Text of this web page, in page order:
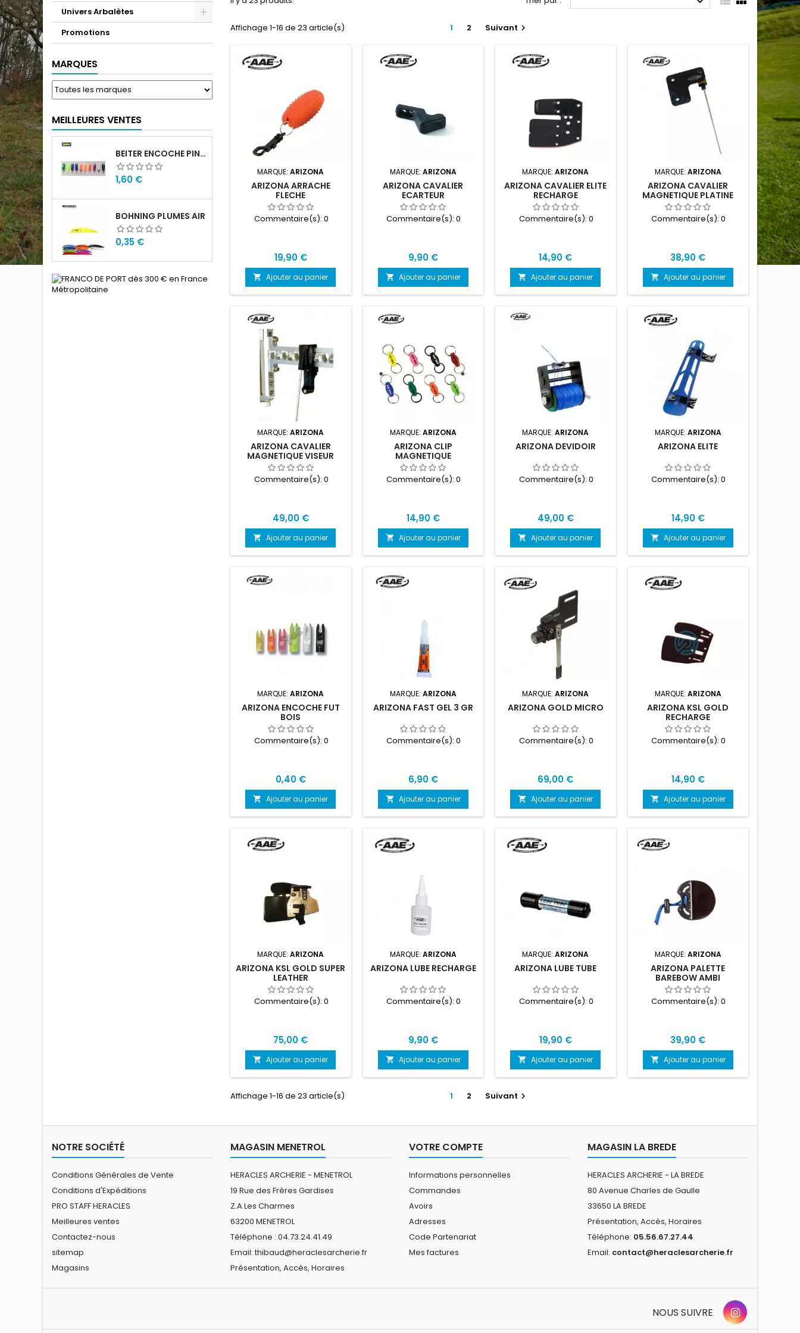
Univers Arbalètes
Promotions
MARQUES
MEILLEURES VENTES
BEITER ENCOCHE PIN SMALL
Prix
1,60 €
BOHNING PLUMES AIR
Prix
0,35 €
Affichage 1-16 de 23 article(s) 1 2 Suivant 
MARQUE:ARIZONA
ARIZONA ARRACHE
FLECHE
Commentaire(s): 0
Prix
19,90 €
 Ajouter au panier
MARQUE: ARIZONA
ARIZONA CAVALIER
ECARTEUR
Commentaire(s):0
Prix
9,90 €
 Ajouter au panier
MARQUE:ARIZONA
ARIZONA CAVALIER ELITE
RECHARGE
Commentaire(s): 0
Prix
14,90 €
 Ajouter au panier
MARQUE: ARIZONA
ARIZONA CAVALIER
MAGNETIQUE PLATINE
Commentaire(s):0
Prix
38,90 €
 Ajouter au panier
MARQUE:ARIZONA
ARIZONA CAVALIER
MAGNETIQUE VISEUR
Commentaire(s): 0
Prix
49,00 €
 Ajouter au panier
MARQUE: ARIZONA
ARIZONA CLIP
MAGNETIQUE
Commentaire(s):0
Prix
14,90 €
 Ajouter au panier
MARQUE:ARIZONA
ARIZONA DEVIDOIR
Commentaire(s): 0
Prix
49,00 €
 Ajouter au panier
MARQUE: ARIZONA
ARIZONA ELITE
Commentaire(s):0
Prix
14,90 €
 Ajouter au panier
MARQUE:ARIZONA
ARIZONA ENCOCHE FUT
BOIS
Commentaire(s): 0
Prix
0,40 €
 Ajouter au panier
MARQUE: ARIZONA
ARIZONA FAST GEL 3 GR
Commentaire(s):0
Prix
6,90 €
 Ajouter au panier
MARQUE:ARIZONA
ARIZONA GOLD MICRO
Commentaire(s): 0
Prix
69,00 €
 Ajouter au panier
MARQUE: ARIZONA
ARIZONA KSL GOLD
RECHARGE
Commentaire(s):0
Prix
14,90 €
 Ajouter au panier
MARQUE:ARIZONA
ARIZONA KSL GOLD SUPER
LEATHER
Commentaire(s): 0
Prix
75,00 €
 Ajouter au panier
MARQUE: ARIZONA
ARIZONA LUBE RECHARGE
Commentaire(s):0
Prix
9,90 €
 Ajouter au panier
MARQUE:ARIZONA
ARIZONA LUBE TUBE
Commentaire(s): 0
Prix
19,90 €
 Ajouter au panier
MARQUE: ARIZONA
ARIZONA PALETTE
BAREBOW AMBI
Commentaire(s):0
Prix
39,90 €
 Ajouter au panier
Affichage 1-16 de 23 article(s) 1 2 Suivant 
NOTRE SOCIÉTÉ
Conditions Générales de Vente
Conditions d'Expéditions
PRO STAFF HERACLES
Meilleures ventes
Contactez-nous
sitemap
Magasins
MAGASIN MENETROL
HERACLES ARCHERIE - MENETROL
19 Rue des Frères Gardises
Z.A Les Charmes
63200 MENETROL
Téléphone : 04.73.24.41.49
Email:thibaud@heraclesarcherie.fr
Présentation, Accès, Horaires
VOTRE COMPTE
Informations personnelles
Commandes
Avoirs
Adresses
Code Partenariat
Mes factures
MAGASIN LA BREDE
HERACLES ARCHERIE - LA BREDE
80 Avenue Charles de Gaulle
33650 LA BREDE
Présentation, Accès, Horaires
Téléphone: 05.56.67.27.44
Email: contact@heraclesarcherie.fr
NOUS SUIVRE